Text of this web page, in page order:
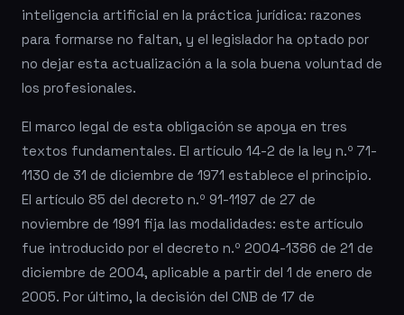
inteligencia artificial en la práctica jurídica: razones
para formarse no faltan, y el legislador ha optado por
no dejar esta actualización a la sola buena voluntad de
los profesionales.
El marco legal de esta obligación se apoya en tres
textos fundamentales. El artículo 14-2 de la ley n.º 71-
1130 de 31 de diciembre de 1971 establece el principio.
El artículo 85 del decreto n.º 91-1197 de 27 de
noviembre de 1991 fija las modalidades: este artículo
fue introducido por el decreto n.º 2004-1386 de 21 de
diciembre de 2004, aplicable a partir del 1 de enero de
2005. Por último, la decisión del CNB de 17 de